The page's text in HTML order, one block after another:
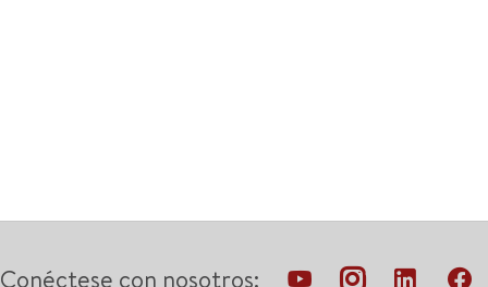
Conéctese con nosotros: